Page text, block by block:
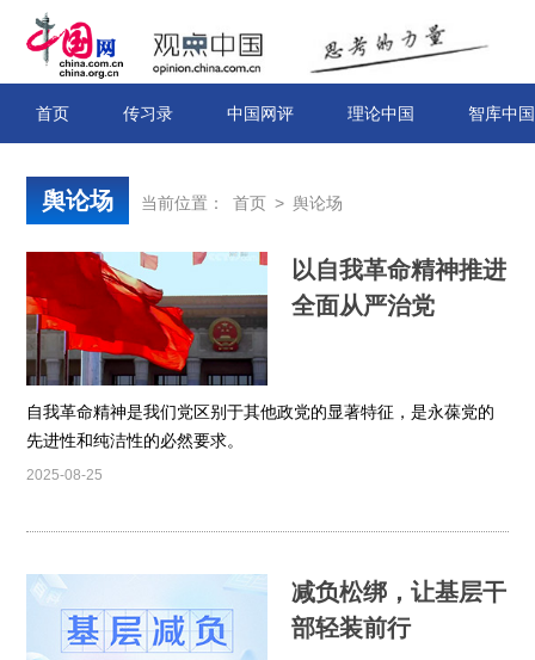
首页 传习录 中国网评 理论中国 智库中国
舆论场 当前位置： 首页 > 舆论场
以自我革命精神推进
全面从严治党
自我革命精神是我们党区别于其他政党的显著特征，是永葆党的
先进性和纯洁性的必然要求。
2025-08-25
减负松绑，让基层干
部轻装前行